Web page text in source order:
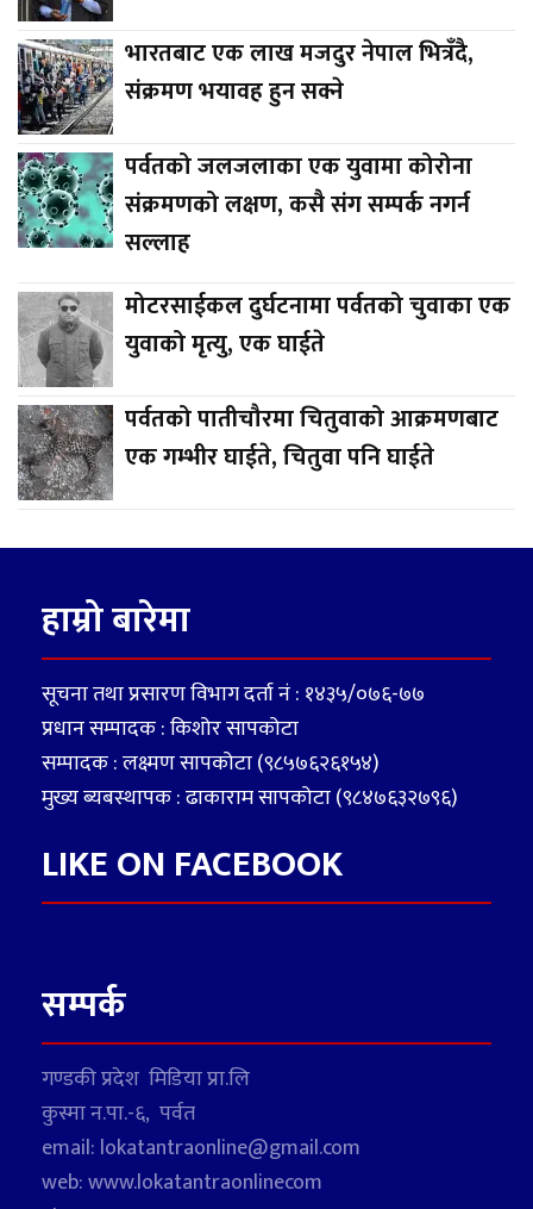
भारतबाट एक लाख मजदुर नेपाल भित्रँदै,
संक्रमण भयावह हुन सक्ने
पर्वतको जलजलाका एक युवामा कोरोना
संक्रमणको लक्षण, कसै संग सम्पर्क नगर्न
सल्लाह
मोटरसाईकल दुर्घटनामा पर्वतको चुवाका एक
युवाको मृत्यु, एक घाईते
पर्वतको पातीचौरमा चितुवाको आक्रमणबाट
एक गम्भीर घाईते, चितुवा पनि घाईते
हाम्रो बारेमा
सूचना तथा प्रसारण विभाग दर्ता नं : १४३५/०७६-७७
प्रधान सम्पादक : किशोर सापकोटा
सम्पादक : लक्ष्मण सापकोटा (९८५७६२६१५४)
मुख्य ब्यबस्थापक : ढाकाराम सापकोटा (९८४७६३२७९६)
LIKE ON FACEBOOK
सम्पर्क
गण्डकी प्रदेश मिडिया प्रा.लि
कुस्मा न.पा.-६, पर्वत
email: lokatantraonline@gmail.com
web: www.lokatantraonlinecom